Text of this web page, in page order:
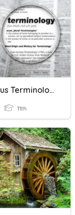
Religious Terminology
11th